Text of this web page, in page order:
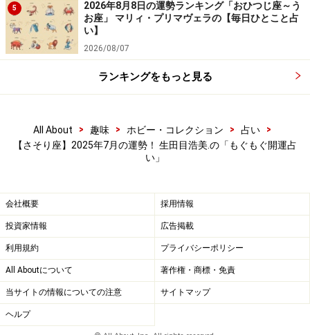
5
2026年8月8日の運勢ランキング「おひつじ座～う
お座」 マリィ・プリマヴェラの【毎日ひとこと占
い】
2026/08/07
ランキングをもっと見る
All About > 趣味 > ホビー・コレクション > 占い
>
【さそり座】2025年7月の運勢！ 生田目浩美.の「もぐもぐ開運占
い」
会社概要 採用情報
投資家情報 広告掲載
利用規約 プライバシーポリシー
All Aboutについて 著作権・商標・免責
当サイトの情報についての注意 サイトマップ
ヘルプ